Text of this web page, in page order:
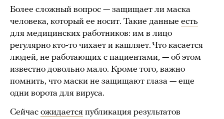
Более сложный вопрос — защищает ли маска
человека, который ее носит. Такие данные есть
для медицинских работников: им в лицо
регулярно кто-то чихает и кашляет. Что касается
людей, не работающих с пациентами, — об этом
известно довольно мало. Кроме того, важно
помнить, что маски не защищают глаза — еще
одни ворота для вируса.
Сейчас ожидается публикация результатов